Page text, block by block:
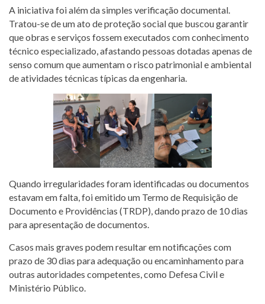
A iniciativa foi além da simples verificação documental.
Tratou-se de um ato de proteção social que buscou garantir
que obras e serviços fossem executados com conhecimento
técnico especializado, afastando pessoas dotadas apenas de
senso comum que aumentam o risco patrimonial e ambiental
de atividades técnicas típicas da engenharia.
Quando irregularidades foram identificadas ou documentos
estavam em falta, foi emitido um Termo de Requisição de
Documento e Providências (TRDP), dando prazo de 10 dias
para apresentação de documentos.
Casos mais graves podem resultar em notificações com
prazo de 30 dias para adequação ou encaminhamento para
outras autoridades competentes, como Defesa Civil e
Ministério Público.